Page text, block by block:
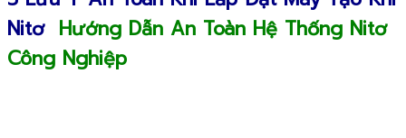
Nitơ Hướng Dẫn An Toàn Hệ Thống Nitơ
Công Nghiệp